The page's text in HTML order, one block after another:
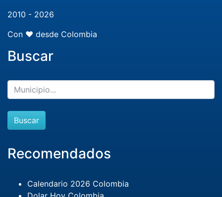
2010 - 2026
Con ❤️ desde Colombia
Buscar
Buscar
Recomendados
Calendario 2026 Colombia